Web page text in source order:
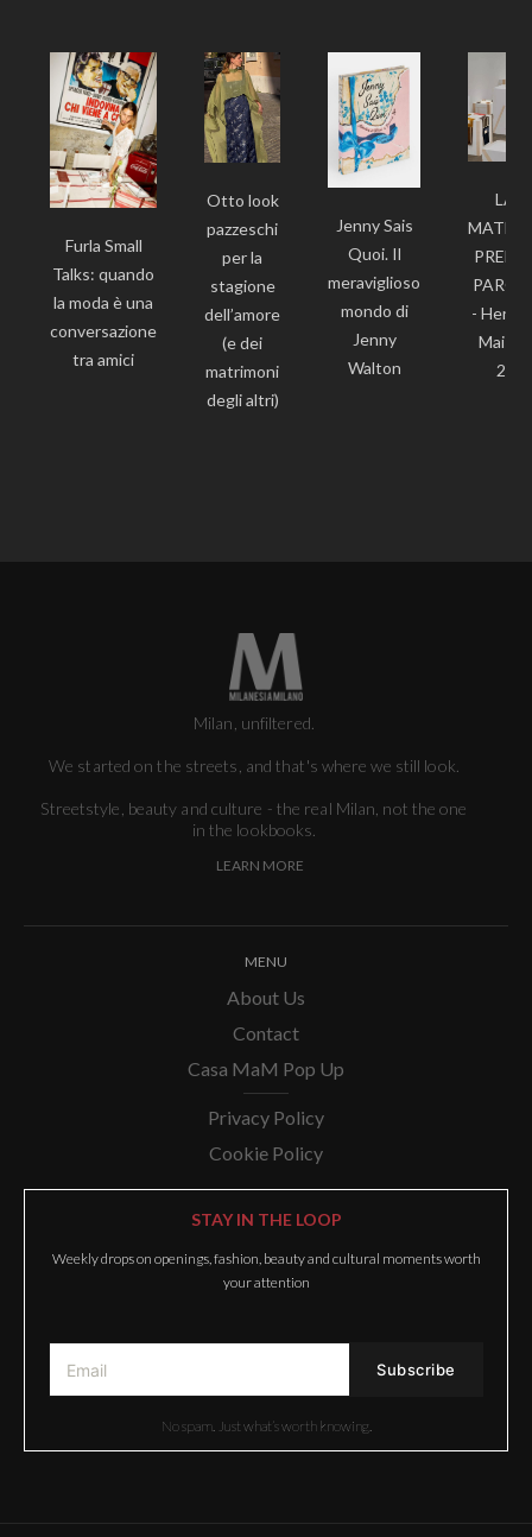
Furla Small
Talks: quando
la moda è una
conversazione
tra amici
Otto look
pazzeschi
per la
stagione
dell’amore
(e dei
matrimoni
degli altri)
Jenny Sais
Quoi. Il
meraviglioso
mondo di
Jenny
Walton
‍LA
-
Maison
26
Milan, unfiltered.
We started on the streets, and that's where we still look.
Streetstyle, beauty and culture - the real Milan, not the one
in the lookbooks.
LEARN MORE
MENU
About Us
Contact
Casa MaM Pop Up
Privacy Policy
Cookie Policy
STAY IN THE LOOP
Weekly drops on openings, fashion, beauty and cultural moments worth
your attention
No spam. Just what’s worth knowing.